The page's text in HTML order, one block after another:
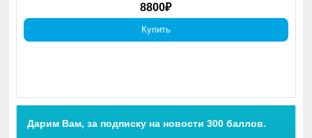
8800₽
Купить
Дарим Вам, за подписку на новости 300 баллов.